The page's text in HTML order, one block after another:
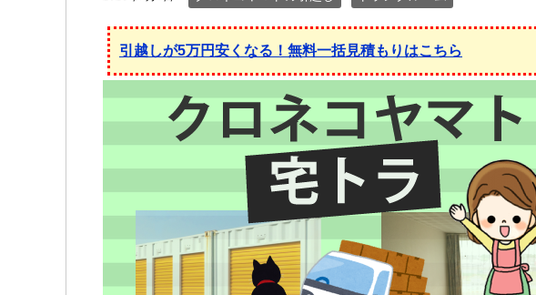
引越しが5万円安くなる！無料一括見積もりはこちら